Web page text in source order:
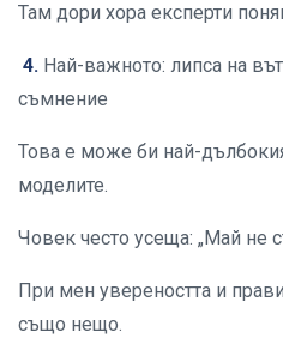
Там дори хора експерти
4. Най-важното: липса на
съмнение
Това е може би най-
моделите.
Човек често усеща: „Май не
При мен увереността и
също нещо.